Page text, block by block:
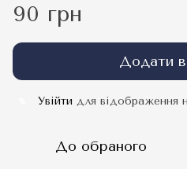
90 грн
Додати
Увійти для відображення
До обраного